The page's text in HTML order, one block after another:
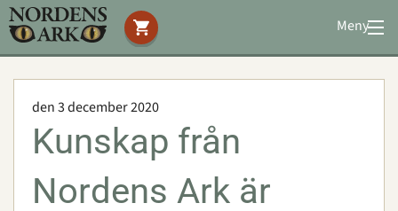
Meny
Stöd oss
Bevarande
Utbildning
Boende
den 3 december 2020
Kunskap från
Nordens Ark är